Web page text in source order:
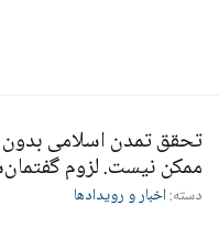
تحقق تمدن اسلامی بدون
ممکن نیست. لزوم
دسته:اخبار و رویدادها